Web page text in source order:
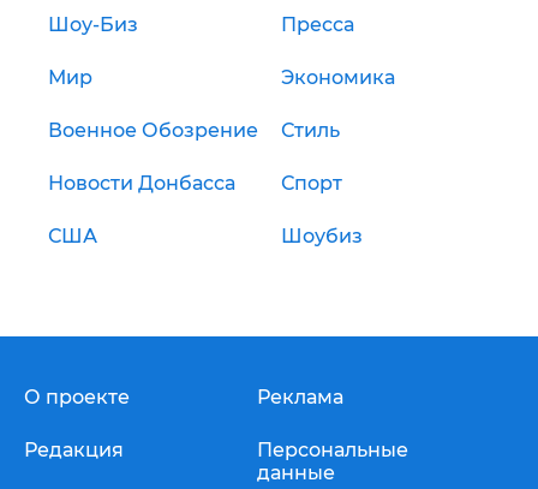
Шоу-Биз Пресса
Мир Экономика
Военное Обозрение Стиль
Новости Донбасса Спорт
США Шоубиз
О проекте
Редакция
Реклама
Персональные
данные